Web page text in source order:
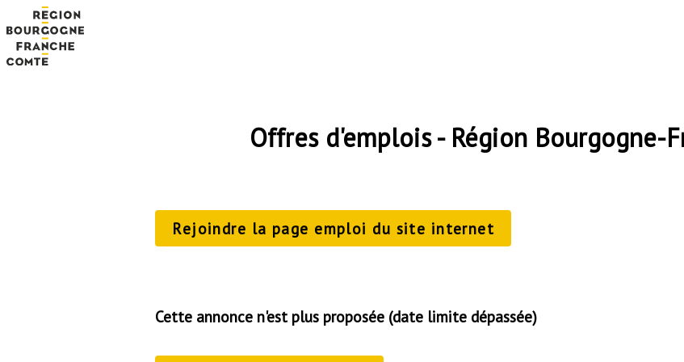
Offres d'emplois - Région Bourgogne-
Rejoindre la page emploi du site internet
Cette annonce n'est plus proposée (date limite dépassée)